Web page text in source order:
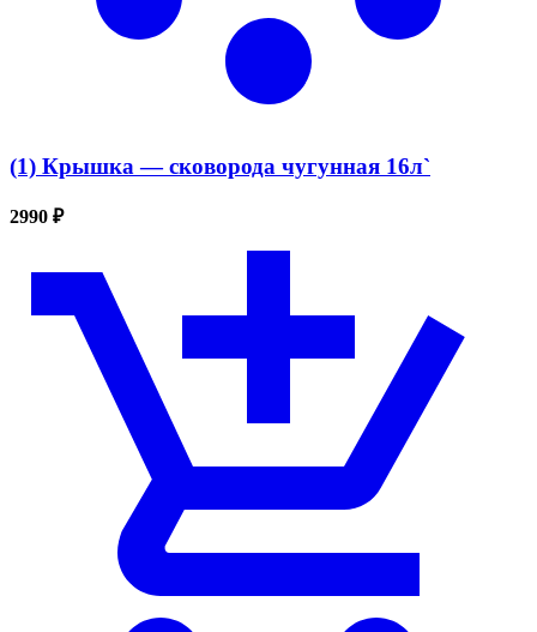
(1) Крышка — сковорода чугунная 16л`
2990 ₽